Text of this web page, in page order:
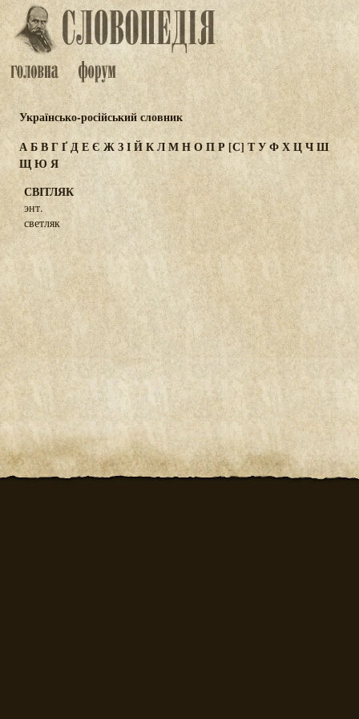
Українсько-російський словник
АБВГҐДЕЄ ЖЗІЙКЛМНОПР [С] ТУФХЦЧШ
ЩЮ Я
СВІТЛЯК
энт.
светляк